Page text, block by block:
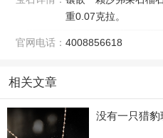
重0.07克拉。
官网电话： 4008856618
相关文章
没有一只猎